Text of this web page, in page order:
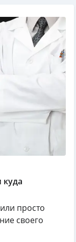
куда
просто
своего